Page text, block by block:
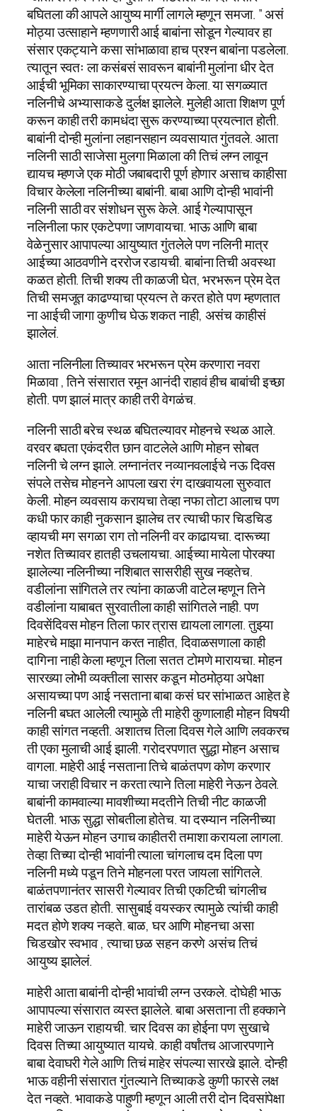
बघितला की आपले आयुष्य मार्गी लागले म्हणून समजा. ” असं
मोठ्या उत्साहाने म्हणणारी आई बाबांना सोडून गेल्यावर हा
संसार एकट्याने कसा सांभाळावा हाच प्रश्न बाबांना पडलेला.
त्यातून स्वतः ला कसंबसं सावरून बाबांनी मुलांना धीर देत
आईची भूमिका साकारण्याचा प्रयत्न केला. या सगळ्यात
नलिनीचे अभ्यासाकडे दुर्लक्ष झालेले. मुलेही आता शिक्षण पूर्ण
करून काही तरी कामधंदा सुरू करण्याच्या प्रयत्नात होती.
बाबांनी दोन्ही मुलांना लहानसहान व्यवसायात गुंतवले. आता
नलिनी साठी साजेसा मुलगा मिळाला की तिचं लग्न लावून
द्यायच म्हणजे एक मोठी जबाबदारी पूर्ण होणार असाच काहीसा
विचार केलेला नलिनीच्या बाबांनी. बाबा आणि दोन्ही भावांनी
नलिनी साठी वर संशोधन सुरू केले. आई गेल्यापासून
नलिनीला फार एकटेपणा जाणवायचा. भाऊ आणि बाबा
वेळेनुसार आपापल्या आयुष्यात गुंतलेले पण नलिनी मात्र
आईच्या आठवणीने दररोज रडायची. बाबांना तिची अवस्था
कळत होती. तिची शक्य ती काळजी घेत, भरभरून प्रेम देत
तिची समजूत काढण्याचा प्रयत्न ते करत होते पण म्हणतात
ना आईची जागा कुणीच घेऊ शकत नाही, असंच काहीसं
झालेलं.
आता नलिनीला तिच्यावर भरभरून प्रेम करणारा नवरा
मिळावा , तिने संसारात रमून आनंदी राहावं हीच बाबांची इच्छा
होती. पण झालं मात्र काही तरी वेगळंच.
नलिनी साठी बरेच स्थळ बघितल्यावर मोहनचे स्थळ आले.
वरवर बघता एकंदरीत छान वाटलेले आणि मोहन सोबत
नलिनी चे लग्न झाले. लग्नानंतर नव्यानवलाईचे नऊ दिवस
संपले तसेच मोहनने आपला खरा रंग दाखवायला सुरुवात
केली. मोहन व्यवसाय करायचा तेव्हा नफा तोटा आलाच पण
कधी फार काही नुकसान झालेच तर त्याची फार चिडचिड
व्हायची मग सगळा राग तो नलिनी वर काढायचा. दारूच्या
नशेत तिच्यावर हातही उचलायचा. आईच्या मायेला पोरक्या
झालेल्या नलिनीच्या नशिबात सासरीही सुख नव्हतेच.
वडीलांना सांगितले तर त्यांना काळजी वाटेल म्हणून तिने
वडीलांना याबाबत सुरवातीला काही सांगितले नाही. पण
दिवसेंदिवस मोहन तिला फार त्रास द्यायला लागला. तुझ्या
माहेरचे माझा मानपान करत नाहीत, दिवाळसणाला काही
दागिना नाही केला म्हणून तिला सतत टोमणे मारायचा. मोहन
सारख्या लोभी व्यक्तीला सासर कडून मोठमोठ्या अपेक्षा
असायच्या पण आई नसताना बाबा कसं घर सांभाळत आहेत हे
नलिनी बघत आलेली त्यामुळे ती माहेरी कुणालाही मोहन विषयी
काही सांगत नव्हती. अशातच तिला दिवस गेले आणि लवकरच
ती एका मुलाची आई झाली. गरोदरपणात सुद्धा मोहन‌ असाच
वागला. माहेरी आई नसताना तिचे बाळंतपण कोण करणार
याचा जराही विचार न करता त्याने तिला माहेरी नेऊन ठेवले.
बाबांनी कामवाल्या मावशीच्या मदतीने तिची नीट काळजी
घेतली. भाऊ सुद्धा सोबतीला होतेच. या दरम्यान नलिनीच्या
माहेरी येऊन मोहन उगाच काहीतरी तमाशा करायला लागला.
तेव्हा तिच्या दोन्ही भावांनी त्याला चांगलाच दम दिला पण
नलिनी मध्ये पडून तिने मोहनला परत जायला सांगितले.
बाळंतपणानंतर सासरी गेल्यावर तिची एकटिची चांगलीच
तारांबळ उडत होती. सासुबाई वयस्कर त्यामुळे त्यांची काही
मदत होणे शक्य नव्हते. बाळ, घर आणि मोहनचा असा
चिडखोर स्वभाव , त्याचा छळ सहन करणे असंच तिचं
आयुष्य झालेलं.
माहेरी आता बाबांनी दोन्ही भावांची लग्न उरकले. दोघेही भाऊ
आपापल्या संसारात व्यस्त झालेले. बाबा असताना‌ ती हक्काने
माहेरी जाऊन राहायची. चार दिवस का होईना पण सुखाचे
दिवस तिच्या आयुष्यात यायचे. काही वर्षांतच आजारपणाने
बाबा देवाघरी गेले आणि तिचं माहेर संपल्या सारखे झाले. दोन्ही
भाऊ वहीनी संसारात गुंतल्याने तिच्याकडे कुणी फारसे लक्ष
देत नव्हते. भावाकडे पाहुणी म्हणून आली तरी दोन‌ दिवसांपेक्षा